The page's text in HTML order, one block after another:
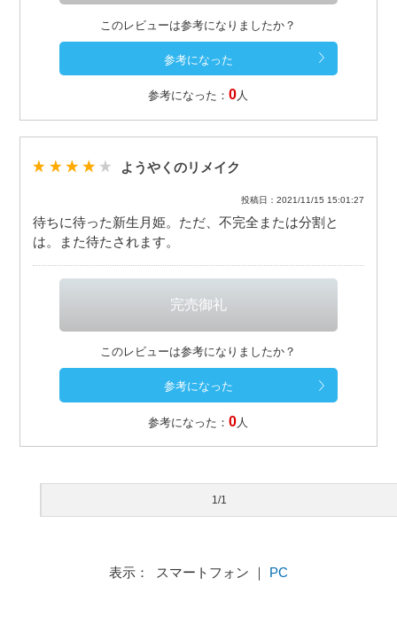
このレビューは参考になりましたか？
参考になった：0人
ようやくのリメイク
投稿日：2021/11/15 15:01:27
待ちに待った新生月姫。ただ、不完全または分割と
は。また待たされます。
このレビューは参考になりましたか？
参考になった：0 人
1/1
表示： スマートフォン ｜ PC